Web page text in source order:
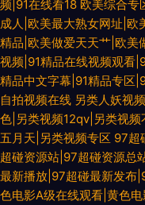
频|91在线看18 欧美综合专
成人|欧美最大熟女网址|
精品|欧美做爱天天艹|欧美
视频|91精品在线视频观看
精品中文字幕|91精品专区
自拍视频在线 另类人妖视
色|另类视频12qv|另类视
五月天|另类视频专区 97超
超碰资源站|97超碰资源总
最新播放|97超碰最新发布
色电影A级在线观看|黄色